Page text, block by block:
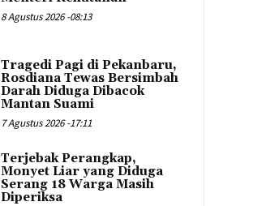
8 Agustus 2026 -08:13
Tragedi Pagi di Pekanbaru,
Rosdiana Tewas Bersimbah
Darah Diduga Dibacok
Mantan Suami
7 Agustus 2026 -17:11
Terjebak Perangkap,
Monyet Liar yang Diduga
Serang 18 Warga Masih
Diperiksa